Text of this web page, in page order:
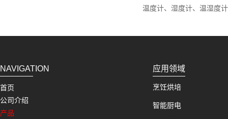
温度计、湿度计、温湿度
NAVIGATION
首页
公司介绍
产品
应用领域
烹饪烘培
智能厨电